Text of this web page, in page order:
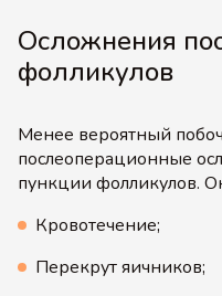
Осложнения
фолликулов
Менее вероятный
послеоперационные
пункции фолликулов.
Кровотечение;
Перекрут яичников;